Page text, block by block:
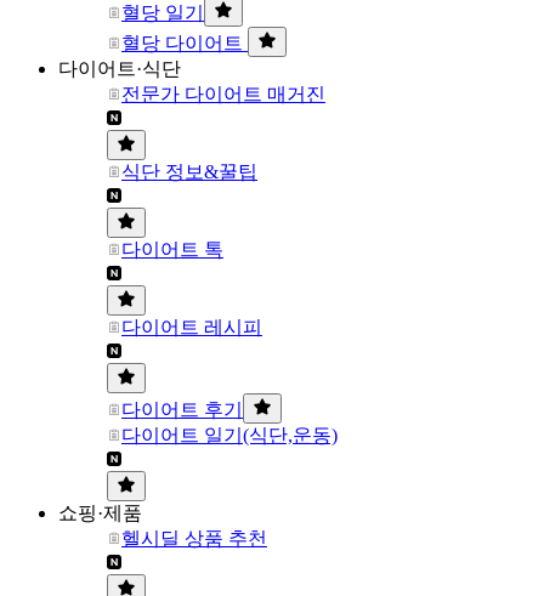
혈당 일기
혈당 다이어트
다이어트·식단
전문가 다이어트 매거진
식단 정보&꿀팁
다이어트 톡
다이어트 레시피
다이어트 후기
다이어트 일기(식단,운동)
쇼핑·제품
헬시딜 상품 추천